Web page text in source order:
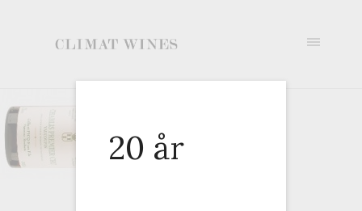
20 år